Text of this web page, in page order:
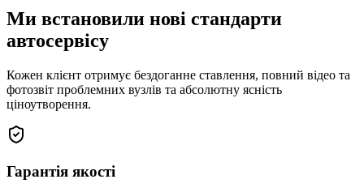
Ми встановили нові стандарти
автосервісу
Кожен клієнт отримує бездоганне ставлення, повний відео та
фотозвіт проблемних вузлів та абсолютну ясність
ціноутворення.
Гарантія якості